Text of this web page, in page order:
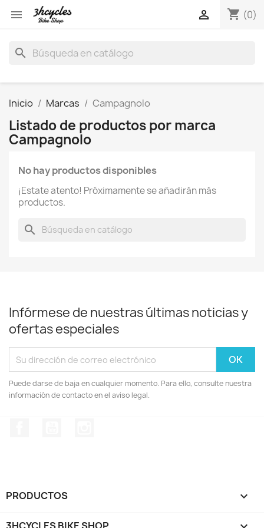
 shopping_cart (0)

search
Inicio Marcas Campagnolo
Listado de productos por marca
Campagnolo
No hay productos disponibles
¡Estate atento! Próximamente se añadirán más
productos.
search
Infórmese de nuestras últimas noticias y
ofertas especiales
Puede darse de baja en cualquier momento. Para ello, consulte nuestra
información de contacto en el aviso legal.
PRODUCTOS 